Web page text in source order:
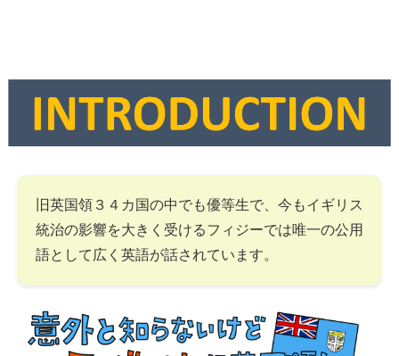
旧英国領３４カ国の中でも優等生で、今もイギリス
統治の影響を大きく受けるフィジーでは唯一の公用
語として広く英語が話されています。